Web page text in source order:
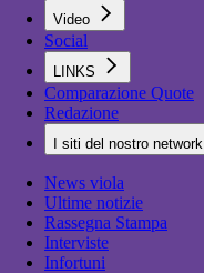
Video
Social
LINKS
Comparazione Quote
Redazione
I siti del nostro network
News viola
Ultime notizie
Rassegna Stampa
Interviste
Infortuni